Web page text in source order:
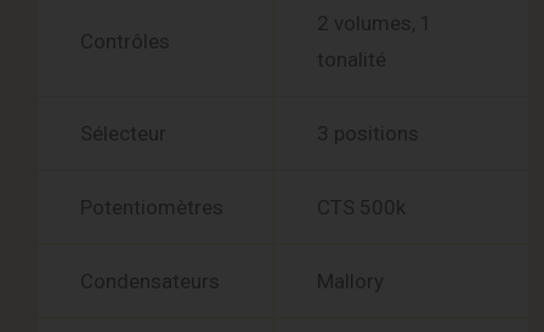
Contrôles
2 volumes, 1
tonalité
Sélecteur 3 positions
Potentiomètres CTS 500k
Condensateurs Mallory